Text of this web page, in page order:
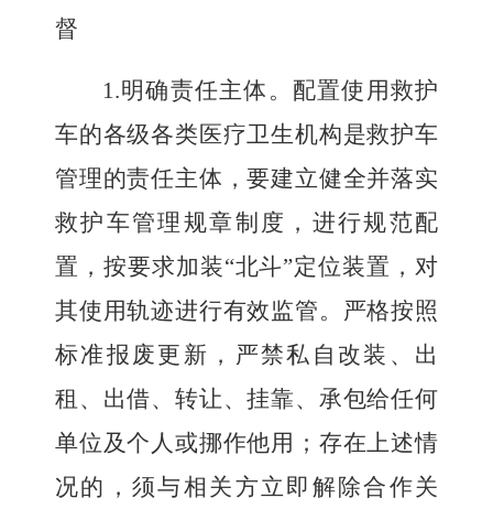
督
1.明确责任主体。配置使用救护
车的各级各类医疗卫生机构是救护车
管理的责任主体，要建立健全并落实
救护车管理规章制度，进行规范配
置，按要求加装“北斗”定位装置，对
其使用轨迹进行有效监管。严格按照
标准报废更新，严禁私自改装、出
租、出借、转让、挂靠、承包给任何
单位及个人或挪作他用 ；存在上述情
况的，须与相关方立即解除合作关